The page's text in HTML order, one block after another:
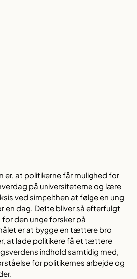
er, at politikerne får mulighed for
på universiteterne og lære
ved simpelthen at følge en ung
en dag. Dette bliver så efterfulgt
den unge forsker på
er at bygge en tættere bro
at lade politikere få et tættere
indhold samtidig med,
for politikernes arbejde og